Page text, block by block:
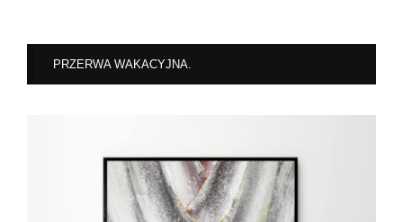
PRZERWA WAKACYJNA.